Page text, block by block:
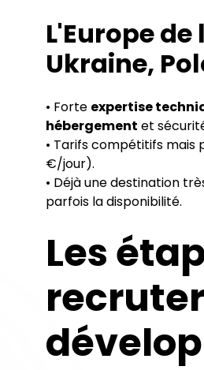
L'Europe
Ukraine,
• Forte expertise
hébergement et
• Tarifs compétitifs mais
€/jour).
• Déjà une destination
parfois la disponibilité.
Les